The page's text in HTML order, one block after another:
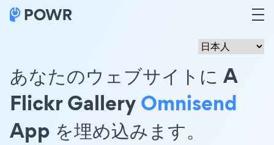
あなたのウェブサイトに A
Flickr GalleryOmnisend
App を埋め込みます。